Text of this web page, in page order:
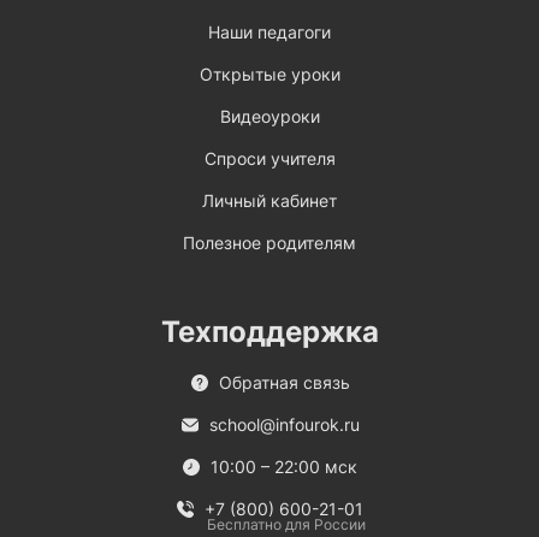
Наши педагоги
Открытые уроки
Видеоуроки
Спроси учителя
Личный кабинет
Полезное родителям
Техподдержка
Обратная связь
school@infourok.ru
10:00 – 22:00 мск
+7 (800) 600-21-01
Бесплатно для России